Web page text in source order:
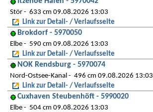
Stör
633 cm 09.08.2026 13:03
Link zur Detail- / Verlaufsseite
Brokdorf - 5970050
Elbe
590 cm 09.08.2026 13:03
Link zur Detail- / Verlaufsseite
NOK Rendsburg - 5970074
Nord-Ostsee-Kanal
496 cm 09.08.2026 13:03
Link zur Detail- / Verlaufsseite
Cuxhaven Steubenhöft - 5990020
Elbe
504 cm 09.08.2026 13:03